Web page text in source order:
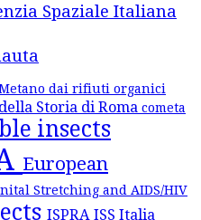
Spaziale Italiana
dai rifiuti organici
Storia di Roma cometa
insects
European
Stretching and AIDS/HIV
ISPRA ISS Italia